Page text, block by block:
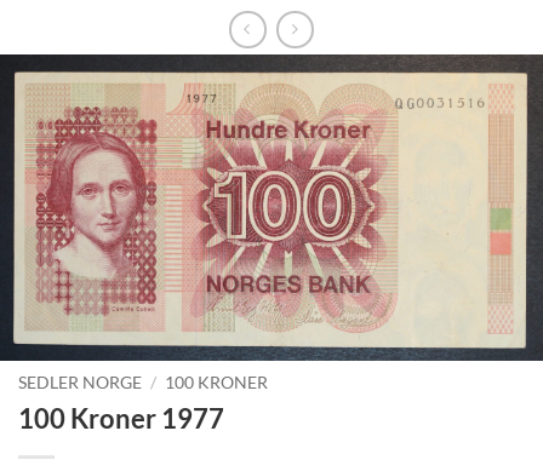
SEDLER NORGE / 100 KRONER
100 Kroner 1977